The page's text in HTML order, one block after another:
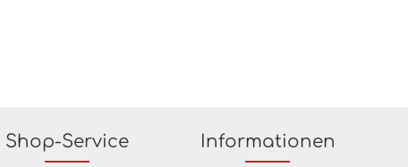
Shop-Service Informationen